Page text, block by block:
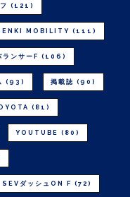
(121)
MOBILITY (111)
ンサーF (106)
(93) 掲載誌 (90)
(81)
YOUTUBE (80)
SEVダッシュON F (72)